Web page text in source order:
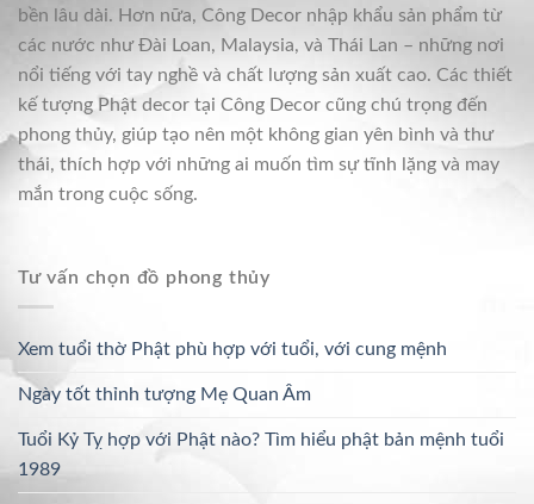
bền lâu dài. Hơn nữa, Công Decor nhập khẩu sản phẩm từ
các nước như Đài Loan, Malaysia, và Thái Lan – những nơi
nổi tiếng với tay nghề và chất lượng sản xuất cao. Các thiết
kế tượng Phật decor tại Công Decor cũng chú trọng đến
phong thủy, giúp tạo nên một không gian yên bình và thư
thái, thích hợp với những ai muốn tìm sự tĩnh lặng và may
mắn trong cuộc sống.
Tư vấn chọn đồ phong thủy
Xem tuổi thờ Phật phù hợp với tuổi, với cung mệnh
Ngày tốt thỉnh tượng Mẹ Quan Âm
Tuổi Kỷ Tỵ hợp với Phật nào? Tìm hiểu phật bản mệnh tuổi
1989